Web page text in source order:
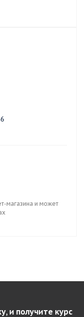
магазина и может
и получите курс